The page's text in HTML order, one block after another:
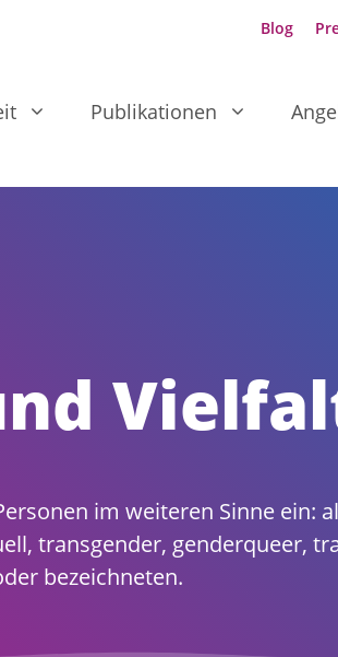
Blog
Publikationen
im weiteren Sinne ein:
transgender, genderqueer,
bezeichneten.